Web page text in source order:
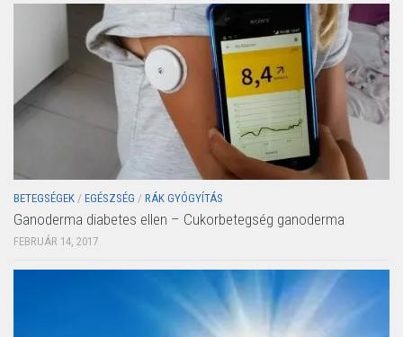
BETEGSÉGEK / EGÉSZSÉG / RÁK GYÓGYÍTÁS
Ganoderma diabetes ellen – Cukorbetegség ganoderma
FEBRUÁR 14, 2017